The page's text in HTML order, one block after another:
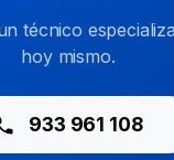
técnico
hoy mismo.
933 961 108